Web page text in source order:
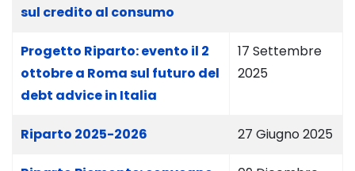
sul credito al consumo
Progetto Riparto: evento il 2
ottobre a Roma sul futuro del
debt advice in Italia
17 Settembre
2025
Riparto 2025-2026 27 Giugno 2025